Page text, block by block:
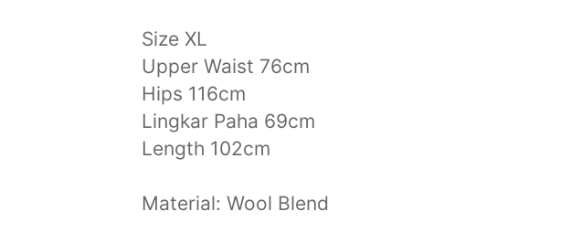
Size XL
Upper Waist 76cm
Hips 116cm
Lingkar Paha 69cm
Length 102cm
Material: Wool Blend